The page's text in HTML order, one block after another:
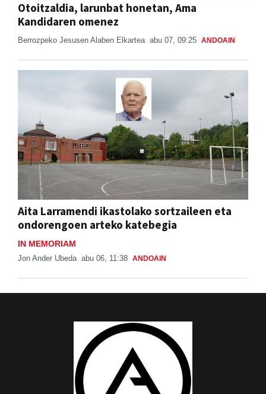
Otoitzaldia, larunbat honetan, Ama
Kandidaren omenez
Berrozpeko Jesusen Alaben Elkartea abu 07, 09:25 ANDOAIN
Aita Larramendi ikastolako sortzaileen eta
ondorengoen arteko katebegia
IN MEMORIAM
Jon Ander Ubeda abu 06, 11:38 ANDOAIN